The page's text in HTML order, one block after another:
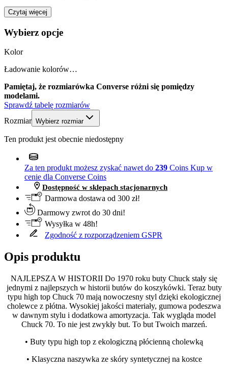
Czytaj więcej
Wybierz opcje
Kolor
Ładowanie kolorów…
Pamiętaj, że rozmiarówka Converse różni się pomiędzy
modelami.
Sprawdź tabelę rozmiarów
Rozmiar Wybierz rozmiar
Ten produkt jest obecnie niedostępny
Za ten produkt możesz zyskać nawet do 239 Coins Kup w
cenie dla Converse Coins
Dostępność w sklepach stacjonarnych
Darmowa dostawa od 300 zł!
Darmowy zwrot do 30 dni!
Wysyłka w 48h!
Zgodność z rozporządzeniem GSPR
Opis produktu
NAJLEPSZA W HISTORII Do 1970 roku buty Chuck stały się
jednymi z najlepszych w historii butów do koszykówki. Teraz buty
typu high top Chuck 70 mają nowoczesny styl dzięki ekologicznej
cholewce z płótna. Wysokiej jakości materiały, gumowa podeszwa
w dawnym stylu i dodatkowa amortyzacja. Tak wygląda model
Chuck 70. To nie jest zwykły but. To but Twoich marzeń.
• Buty typu high top z ekologiczną płócienną cholewką
• Klasyczna naszywka ze skóry syntetycznej na kostce